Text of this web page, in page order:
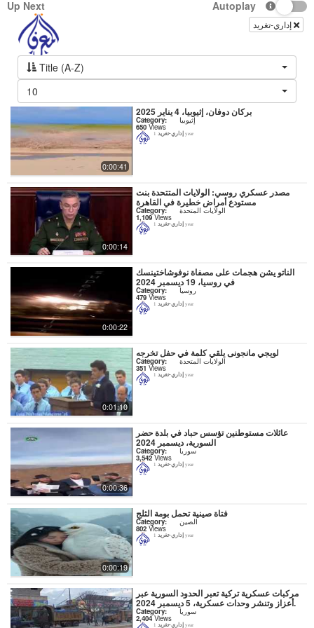
Up Next Autoplay
Title (A-Z)
10
0:00:41
بركان دوفان، إثيوبيا، 4 يناير 2025
Category: إثيوبيا
650 Views
إداري-تغريد 1 year
0:00:14
مصدر عسكري روسي: الولايات المتتحدة بنت
مستودع أمراض خطيرة في القاهرة
Category: الولايات المتحدة
1,109Views
إداري-تغريد 1 year
0:00:22
الناتو يشن هجمات على مصفاة نوفوشاختينسك
في روسيا، 19 ديسمبر 2024
Category: روسيا
479 Views
إداري-تغريد 1 year
0:01:10
لويجي مانجونى يلقي كلمة في حفل تخرجه
Category: الولايات المتحدة
351 Views
إداري-تغريد 1 year
0:00:36
عائلات مستوطنين تؤسس حباد في بلدة حضر
السورية، ديسمبر 2024
Category: سوريا
3,542Views
إداري-تغريد 1 year
0:00:19
فتاة صينية تحمل بومة الثلج
Category: الصين
802 Views
إداري-تغريد 1 year
مركبات عسكرية تركية تعبر الحدود السورية عبر
أعزاز وتنشر وحدات عسكرية، 5 ديسمبر 2024.
Category: سوريا
2,404Views
إداري-تغريد 1 year